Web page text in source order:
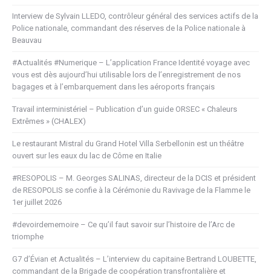
Interview de Sylvain LLEDO, contrôleur général des services actifs de la
Police nationale, commandant des réserves de la Police nationale à
Beauvau
#Actualités #Numerique – L’application France Identité voyage avec
vous est dès aujourd’hui utilisable lors de l’enregistrement de nos
bagages et à l’embarquement dans les aéroports français
Travail interministériel – Publication d’un guide ORSEC « Chaleurs
Extrêmes » (CHALEX)
Le restaurant Mistral du Grand Hotel Villa Serbellonin est un théâtre
ouvert sur les eaux du lac de Côme en Italie
#RESOPOLIS – M. Georges SALINAS, directeur de la DCIS et président
de RESOPOLIS se confie à la Cérémonie du Ravivage de la Flamme le
1er juillet 2026
#devoirdememoire – Ce qu’il faut savoir sur l’histoire de l’Arc de
triomphe
G7 d’Évian et Actualités – L’interview du capitaine Bertrand LOUBETTE,
commandant de la Brigade de coopération transfrontalière et